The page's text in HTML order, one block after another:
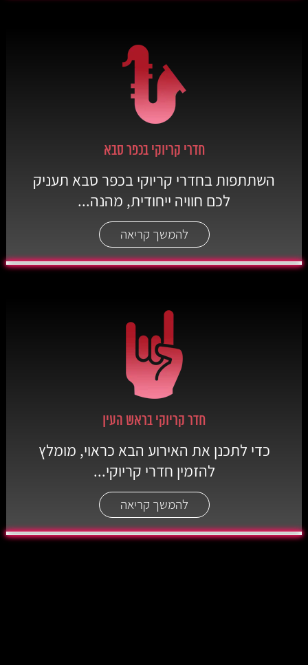
חדרי קריוקי בכפר סבא
השתתפות בחדרי קריוקי בכפר סבא תעניק
לכם חוויה ייחודית, מהנה...
להמשך קריאה
חדר קריוקי בראש העין
כדי לתכנן את האירוע הבא כראוי, מומלץ
להזמין חדרי קריוקי...
להמשך קריאה